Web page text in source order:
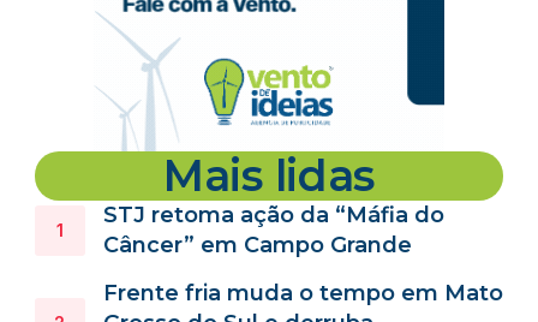
Mais lidas
STJ retoma ação da “Máfia do
Câncer” em Campo Grande
Frente fria muda o tempo em Mato